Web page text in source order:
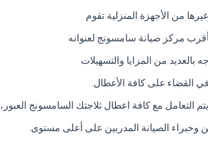
من الأجهزة المنزلية تقوم
مركز صيانة سامسونج لعنوانه
من المزايا والتسهيلات
القضاء على كافة الأعطال.
التعامل مع كافة اعطال ثلاجتك السامسونج العبور،
وخبراء الصيانة المدربين على أعلى مستوى.